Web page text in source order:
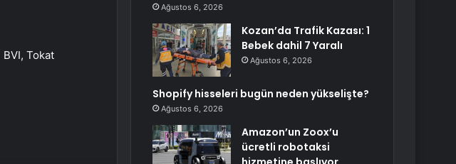
Tokat
Ağustos 6, 2026
Kozan’da Trafik Kazası: 1
Bebek dahil 7 Yaralı
Ağustos 6, 2026
Shopify hisseleri bugün neden yükselişte?
Ağustos 6, 2026
Amazon’un Zoox’u
ücretli robotaksi